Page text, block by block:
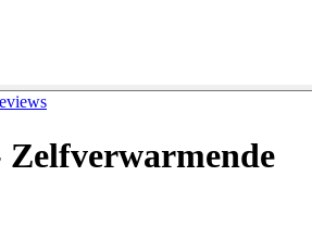
Zelfverwarmende